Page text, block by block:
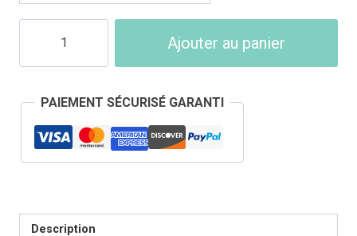
Bague
de
Mort
Pharaon
Ajouter au panier
PAIEMENT SÉCURISÉ GARANTI
Description